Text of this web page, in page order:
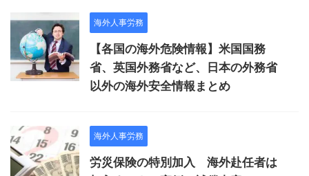
海外人事労務
【各国の海外危険情報】米国国務
省、英国外務省など、日本の外務省
以外の海外安全情報まとめ
海外人事労務
労災保険の特別加入 海外赴任者は